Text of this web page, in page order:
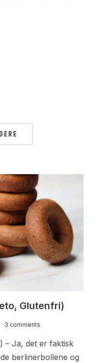
Glutenfri)
3 comments
– Ja, det er faktisk
berlinerbollene og